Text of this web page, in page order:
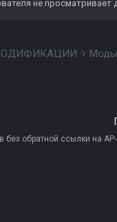
не просматривает
МОДИФИКАЦИИ
без обратной ссылки на